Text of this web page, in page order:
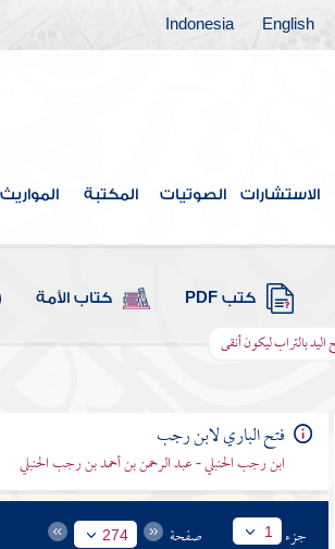
English
Indonesia
الاستشارات الصوتيات المكتبة المواريث
كتب PDF كتاب الأمة
بالتراب ليكون أنقى
فتح الباري لابن رجب
ابن رجب الحنبلي - عبد الرحمن بن أحمد بن رجب الحنبلي
جزء 1 صفحة 274